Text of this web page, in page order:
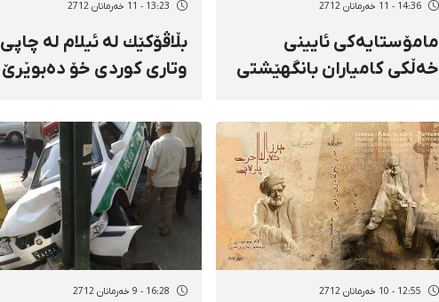
14:36 - 11 خەرمانان 2712
مامۆستایەكی ئایینی
خەڵكی كامیاران بانگهێشتی
13:23 - 11 خەرمانان 2712
بڵاڤۆكێك لە ئیلام لە چاپی
وتاری كوردی خۆ دەبوێرێ
12:55 - 10 خەرمانان 2712 16:28 - 9 خەرمانان 2712